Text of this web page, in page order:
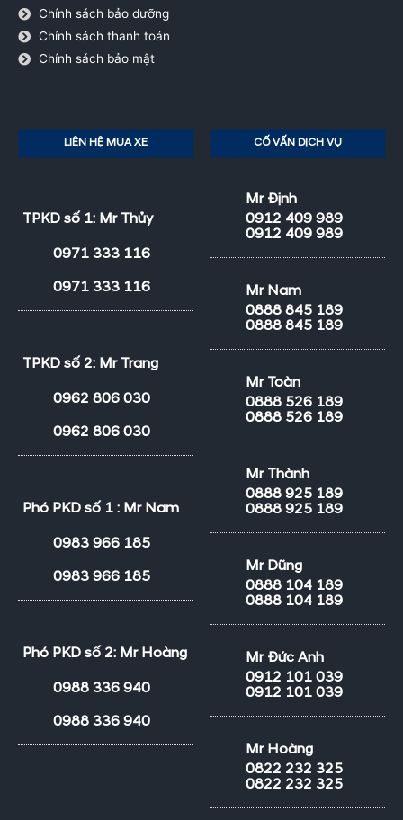
Chính sách bảo dưỡng
Chính sách thanh toán
Chính sách bảo mật
LIÊN HỆ MUA XE
TPKD số 1: Mr Thủy
0971 333 116
0971 333 116
TPKD số 2: Mr Trang
0962 806 030
0962 806 030
Phó PKD số 1 : Mr Nam
0983 966 185
0983 966 185
Phó PKD số 2: Mr Hoàng
0988 336 940
0988 336 940
CỐ VẤN DỊCH VỤ
Mr Định
0912 409 989
0912 409 989
Mr Nam
0888 845 189
0888 845 189
Mr Toàn
0888 526 189
0888 526 189
Mr Thành
0888 925 189
0888 925 189
Mr Dũng
0888 104 189
0888 104 189
Mr Đức Anh
0912 101 039
0912 101 039
Mr Hoàng
0822 232 325
0822 232 325